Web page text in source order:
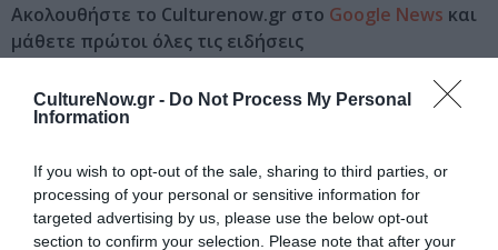
CultureNow.gr - Do Not Process My Personal
Information
If you wish to opt-out of the sale, sharing to third parties, or
processing of your personal or sensitive information for
targeted advertising by us, please use the below opt-out
section to confirm your selection. Please note that after your
Ακολουθήστε το Culturenow.gr στο Google News και
μάθετε πρώτοι όλες τις ειδήσεις
Δείτε όλα τατελευταία νέαγια την Τέχνη και τον
Πολιτισμό στοCulturenow.gr
Νέοι Διαγωνισμοί❯
Tags